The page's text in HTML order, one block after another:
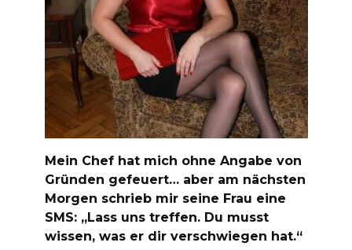
Mein Chef hat mich ohne Angabe von
Gründen gefeuert… aber am nächsten
Morgen schrieb mir seine Frau eine
SMS: „Lass uns treffen. Du musst
wissen, was er dir verschwiegen hat.“